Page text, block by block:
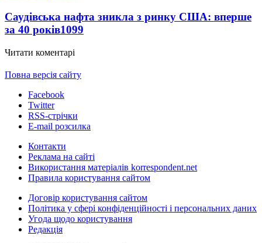
Саудівська нафта зникла з ринку США: вперше
за 40 років1099
Читати коментарі
Повна версія сайту
Facebook
Twitter
RSS-стрічки
E-mail розсилка
Контакти
Реклама на сайті
Використання матеріалів korrespondent.net
Правила користування сайтом
Договір користування сайтом
Політика у сфері конфіденційності і персональних даних
Угода щодо користування
Редакція